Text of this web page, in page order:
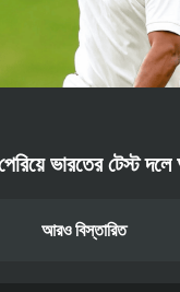
ভারতের টেস্ট
আরও বিস্তারিত